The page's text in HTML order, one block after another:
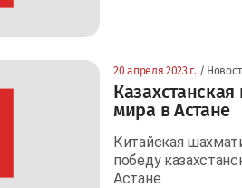
20 апреля 2023 г. /
мира в Астане
Китайская
победу
Астане.